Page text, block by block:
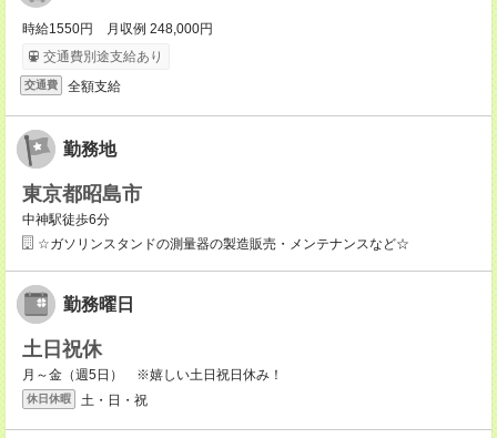
時給1550円 月収例 248,000円
交通費別途支給あり
交通費 全額支給
勤務地
東京都昭島市
中神駅徒歩6分
☆ガソリンスタンドの測量器の製造販売・メンテナンスなど☆
勤務曜日
土日祝休
月～金（週5日） ※嬉しい土日祝日休み！
休日休暇 土・日・祝